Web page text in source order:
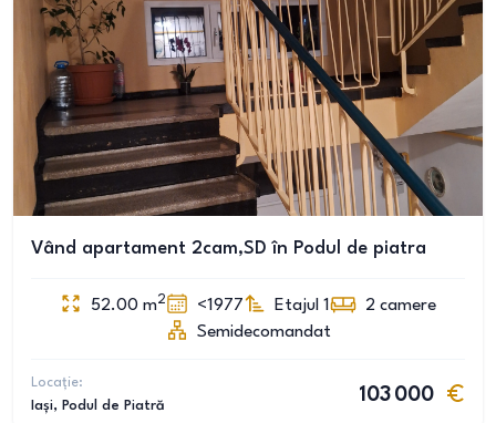
Vând apartament 2cam,SD în Podul de piatra
52.00 m2 <1977 Etajul 1 2 camere
Semidecomandat
Locație:
Iași, Podul de Piatră
103 000